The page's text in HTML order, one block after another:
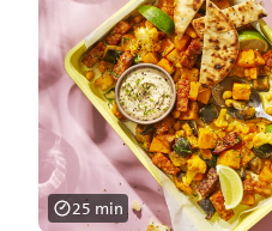
25 min